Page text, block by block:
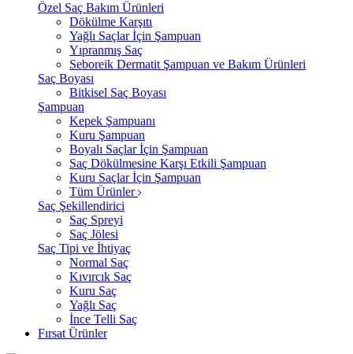
Özel Saç Bakım Ürünleri
Dökülme Karşıtı
Yağlı Saçlar İçin Şampuan
Yıpranmış Saç
Seboreik Dermatit Şampuan ve Bakım Ürünleri
Saç Boyası
Bitkisel Saç Boyası
Şampuan
Kepek Şampuanı
Kuru Şampuan
Boyalı Saçlar İçin Şampuan
Saç Dökülmesine Karşı Etkili Şampuan
Kuru Saçlar İçin Şampuan
Tüm Ürünler
Saç Şekillendirici
Saç Spreyi
Saç Jölesi
Saç Tipi ve İhtiyaç
Normal Saç
Kıvırcık Saç
Kuru Saç
Yağlı Saç
İnce Telli Saç
Fırsat Ürünler